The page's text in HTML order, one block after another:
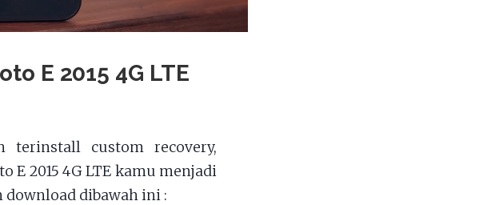
E 2015 4G LTE
terinstall custom recovery,
2015 4G LTE kamu menjadi
download dibawah ini :